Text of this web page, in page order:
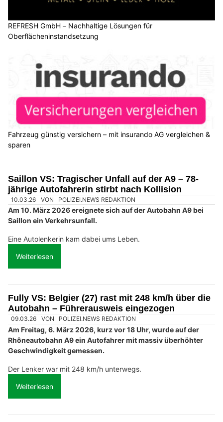
REFRESH GmbH – Nachhaltige Lösungen für
Oberflächeninstandsetzung
Fahrzeug günstig versichern – mit insurando AG vergleichen &
sparen
Saillon VS: Tragischer Unfall auf der A9 – 78-
jährige Autofahrerin stirbt nach Kollision
10.03.26 VON POLIZEI.NEWS REDAKTION
Am 10. März 2026 ereignete sich auf der Autobahn A9 bei
Saillon ein Verkehrsunfall.
Eine Autolenkerin kam dabei ums Leben.
Weiterlesen
Fully VS: Belgier (27) rast mit 248 km/h über die
Autobahn – Führerausweis eingezogen
09.03.26 VON POLIZEI.NEWS REDAKTION
Am Freitag, 6. März 2026, kurz vor 18 Uhr, wurde auf der
Rhôneautobahn A9 ein Autofahrer mit massiv überhöhter
Geschwindigkeit gemessen.
Der Lenker war mit 248 km/h unterwegs.
Weiterlesen